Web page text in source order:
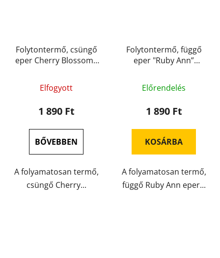
Folytontermő, csüngő
eper Cherry Blossom (
Elfogyott
1 890 Ft
BŐVEBBEN
A folyamatosan termő,
csüngő Cherry...
Folytontermő, függő
eper "Ruby Ann”
termék
átlagos
5-
ből
csillag.
Előrendelés
1 890 Ft
KOSÁRBA
A folyamatosan termő,
függő Ruby Ann eper...